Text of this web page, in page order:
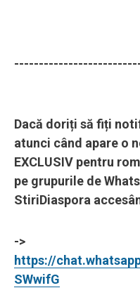
Dacă doriți să fiți
atunci când apare o
EXCLUSIV pentru
pe grupurile de
StiriDiaspora
->
https://
SWwifG